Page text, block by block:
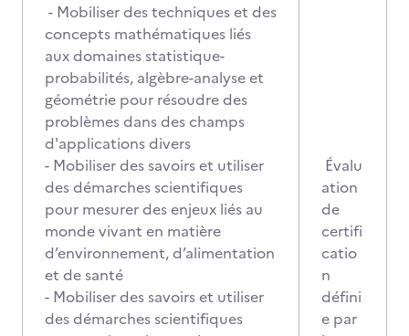
- Mobiliser des techniques et des
concepts mathématiques liés
aux domaines statistique-
probabilités, algèbre-analyse et
géométrie pour résoudre des
problèmes dans des champs
d'applications divers
- Mobiliser des savoirs et utiliser
des démarches scientifiques
pour mesurer des enjeux liés au
monde vivant en matière
d’environnement, d’alimentation
et de santé
- Mobiliser des savoirs et utiliser
des démarches scientifiques
Évalu
ation
de
certifi
catio
n
défini
e par